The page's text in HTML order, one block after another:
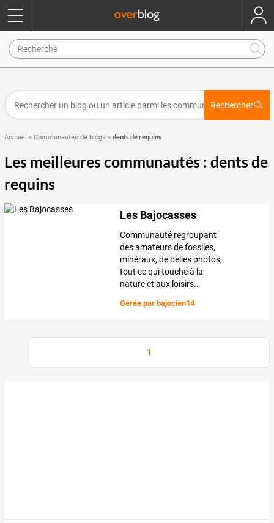
Rechercher
Accueil » Communautés de blogs » dents de requins
Les meilleures communautés : dents de
requins
Les Bajocasses
Communauté regroupant
des amateurs de fossiles,
minéraux, de belles photos,
tout ce qui touche à la
nature et aux loisirs..
Gérée parbajocien14
1